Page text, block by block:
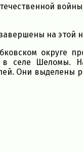
на этой
округе
в селе Шеломы.
Они выделены